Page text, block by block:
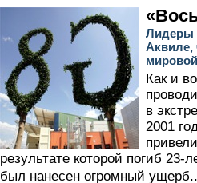
Лидеры
Аквиле,
Как и
в
2001
результате которой погиб
был нанесен огромный